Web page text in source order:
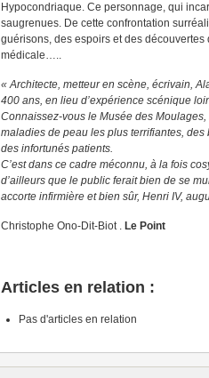
Hypocondriaque. Ce personnage, qui
saugrenues. De cette confrontation
guérisons, des espoirs et des
médicale…..
« Architecte, metteur en scène, écrivain,
400 ans, en lieu d’expérience scénique
Connaissez-vous le Musée des
maladies de peau les plus terrifiantes,
des infortunés patients.
C’est dans ce cadre méconnu, à la fois
d’ailleurs que le public ferait bien de se
accorte infirmière et bien sûr, Henri IV,
Christophe Ono-Dit-Biot . Le Point
Articles en relation :
Pas d'articles en relation